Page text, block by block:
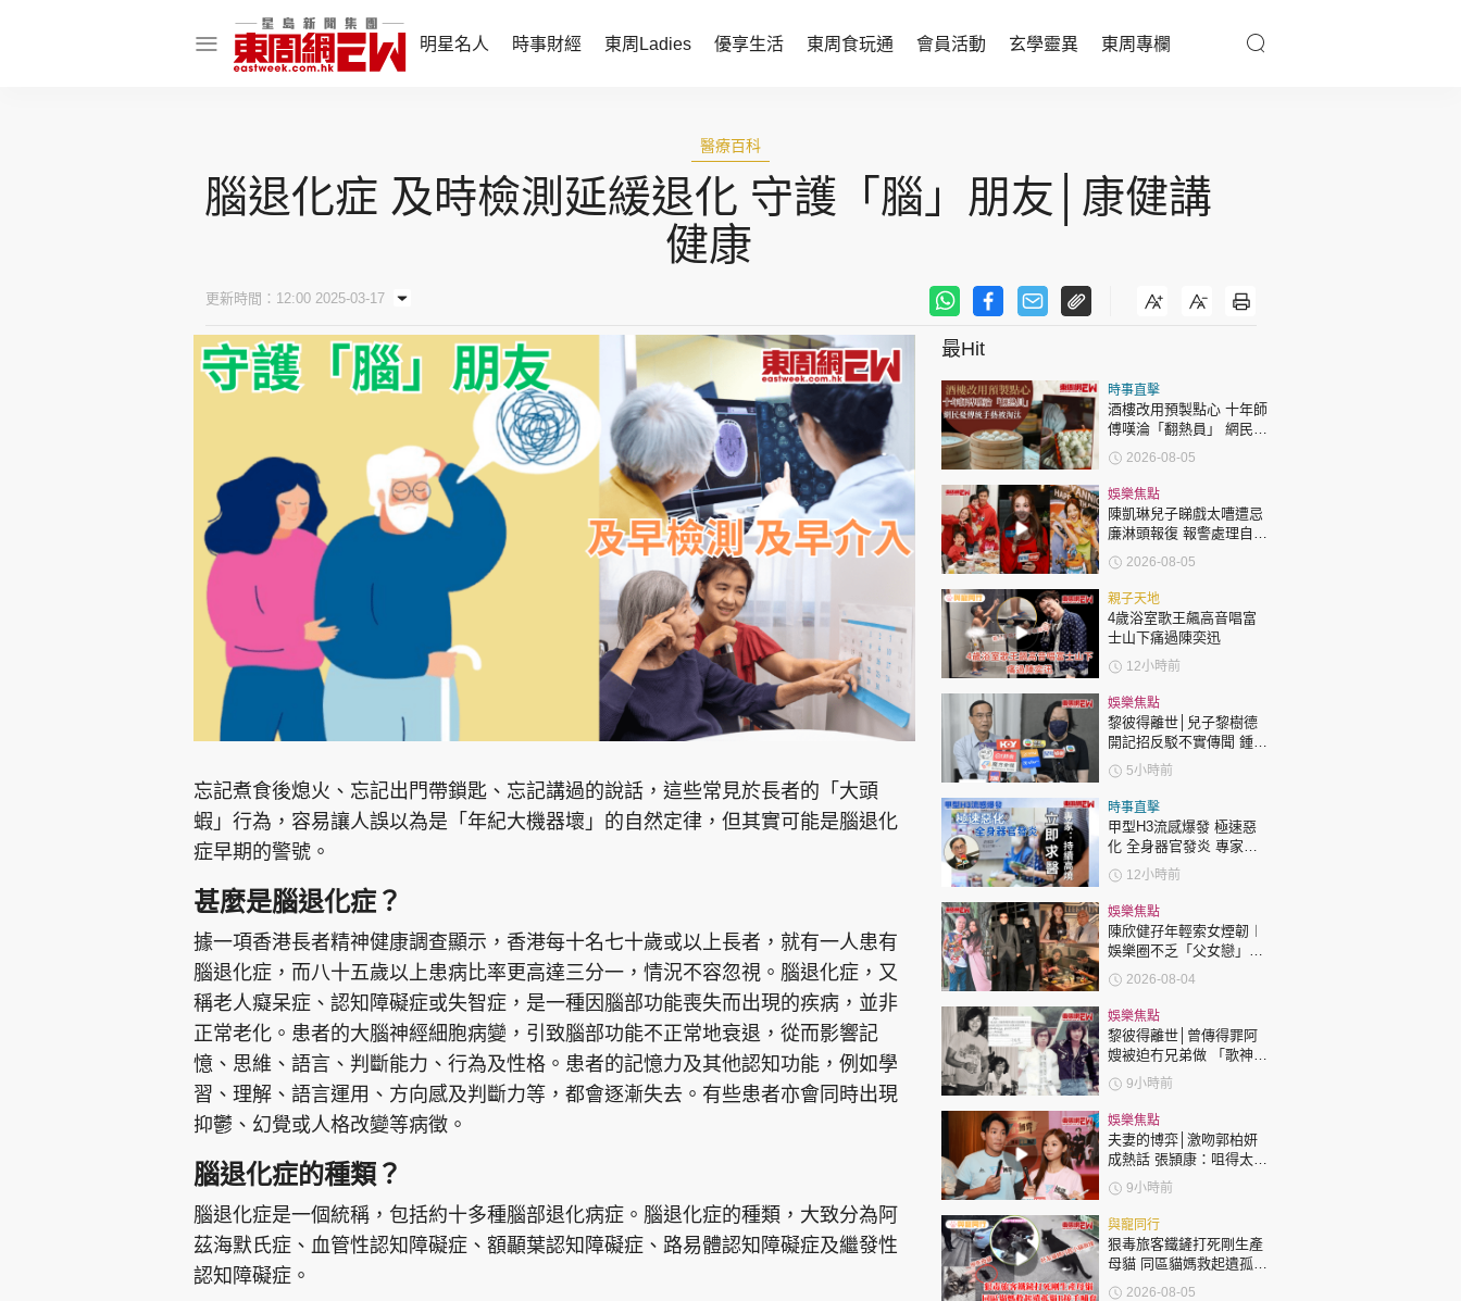
明星名人 時事財經 東周Ladies 優享生活 東周食玩通 會員活動 玄學靈異 東周專欄
話題人物 財經智庫 時尚生活
健康醫美
親子天地
東周食玩通 會員活動
東周JETSO
玄學靈異
東勝運程
智富天下 李居明
神機妙算 李丞責
緣來有理 麥玲玲
鬼靈精怪 威師兄
娛樂名人
文化藝術
時政財經
健康生活
飲食旅遊
集團旗下品牌
東周刊 cazbuyer 東Touch PCM 電腦廣場 星島頭條 星島環球 The Standard 親子王
Oh!爸媽 JobMarket
關於我們 聯絡我們 隱私政策聲明 Copyright © 東周網 版權所有 . 不得轉載 ©Eastweek.com.hk. All rights reserved.
醫療百科
腦退化症 及時檢測延緩退化 守護「腦」朋友│康健講
健康
更新時間：12:00 2025-03-17
忘記煮食後熄火、忘記出門帶鎖匙、忘記講過的說話，這些常見於長者的「大頭
蝦」行為，容易讓人誤以為是「年紀大機器壞」的自然定律，但其實可能是腦退化
症早期的警號。
甚麼是腦退化症？
據一項香港長者精神健康調查顯示，香港每十名七十歲或以上長者，就有一人患有
腦退化症，而八十五歲以上患病比率更高達三分一，情況不容忽視。腦退化症，又
稱老人癡呆症、認知障礙症或失智症，是一種因腦部功能喪失而出現的疾病，並非
正常老化。患者的大腦神經細胞病變，引致腦部功能不正常地衰退，從而影響記
憶、思維、語言、判斷能力、行為及性格。患者的記憶力及其他認知功能，例如學
習、理解、語言運用、方向感及判斷力等，都會逐漸失去。有些患者亦會同時出現
抑鬱、幻覺或人格改變等病徵。
腦退化症的種類？
腦退化症是一個統稱，包括約十多種腦部退化病症。腦退化症的種類，大致分為阿
茲海默氏症、血管性認知障礙症、額顳葉認知障礙症、路易體認知障礙症及繼發性
認知障礙症。
最Hit
時事直擊
酒樓改用預製點心 十年師
傅嘆淪「翻熱員」 網民憂
傳統手藝被淘汰
2026-08-05
娛樂焦點
陳凱琳兒子睇戲太嘈遭忌
廉淋頭報復 報警處理自責
護子不力 歐錦棠陳倩揚齊
表態「媽媽有責任」
2026-08-05
親子天地
4歲浴室歌王飆高音唱富
士山下痛過陳奕迅
12小時前
娛樂焦點
黎彼得離世│兒子黎樹德
開記招反駁不實傳聞 鍾志
光代好友澄清：冇經濟問
題
5小時前
時事直擊
甲型H3流感爆發 極速惡
化 全身器官發炎 專家：
持續高燒要立即求醫
12小時前
娛樂焦點
陳欣健孖年輕索女煙韌︱
娛樂圈不乏「父女戀」
「爺孫戀」 年齡差距最大
達51歲 最受矚目有李龍
基謝賢
2026-08-04
娛樂焦點
黎彼得離世│曾傳得罪阿
嫂被迫冇兄弟做 「歌神」
許冠傑親筆撰寫悼念忘友
9小時前
娛樂焦點
夫妻的博弈│激吻郭柏妍
成熱話 張頴康：咀得太
多，一啲都唔享受！
9小時前
與寵同行
狠毒旅客鐵鏟打死剛生產
母貓 同區貓媽救起遺孤貓
B接手哺育
2026-08-05